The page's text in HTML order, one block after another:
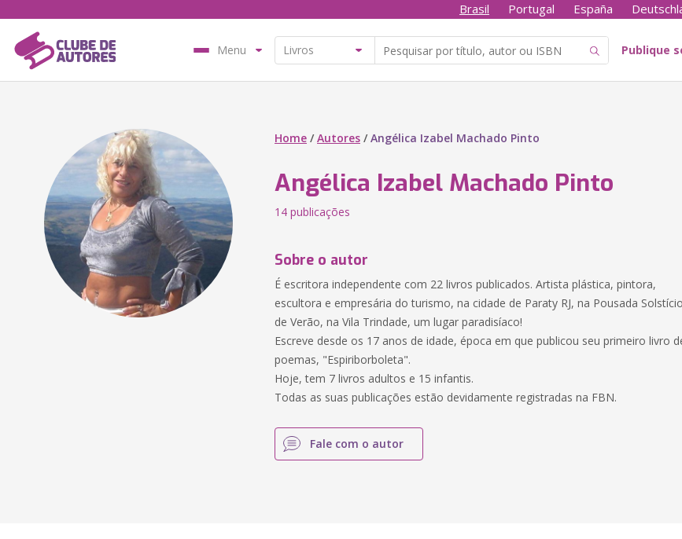
Brasil Portugal España
Menu Publique
Home /Autores /Angélica Izabel Machado Pinto
Angélica Izabel Machado Pinto
14 publicações
Sobre o autor
É escritora independente com 22 livros publicados. Artista plástica, pintora,
escultora e empresária do turismo, na cidade de Paraty RJ, na Pousada Solstício
de Verão, na Vila Trindade, um lugar paradisíaco!
Escreve desde os 17 anos de idade, época em que publicou seu primeiro livro
poemas, "Espiriborboleta".
Hoje, tem 7 livros adultos e 15 infantis.
Todas as suas publicações estão devidamente registradas na FBN.
Fale com o autor